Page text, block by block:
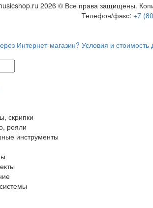
2026 © Все права защищены.
Телефон/факс: +7
Интернет-магазин? Условия и стоимость
скрипки
рояли
инструменты